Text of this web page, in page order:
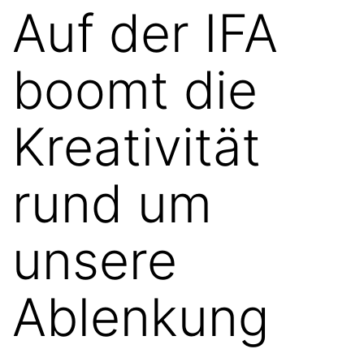
Auf der IFA
boomt die
Kreativität
rund um
unsere
Ablenkung